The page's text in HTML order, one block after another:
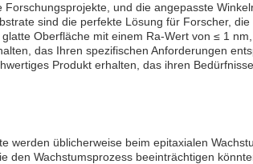
und die angepasste
sind die perfekte Lösung für Forscher,
Oberfläche mit einem Ra-Wert von ≤ 1
das Ihren spezifischen Anforderungen
Produkt erhalten, das ihren
werden üblicherweise beim epitaxialen
den Wachstumsprozess beeinträchtigen